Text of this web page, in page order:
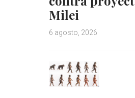
Milei
6 agosto, 2026